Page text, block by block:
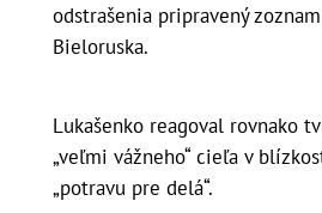
odstrašenia pripravený
Bieloruska.
Lukašenko reagoval rovnako
„veľmi vážneho“ cieľa v
„potravu pre delá“.